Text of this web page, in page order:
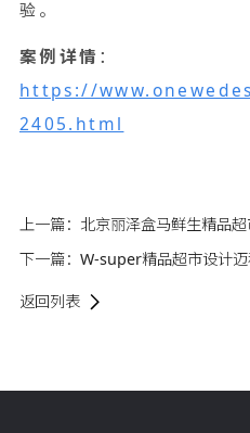
验。
案例详情 ：
https://
2405.html
上一篇： 北京丽泽盒马鲜生精品
下一篇： W-super精品超市设计
返回列表